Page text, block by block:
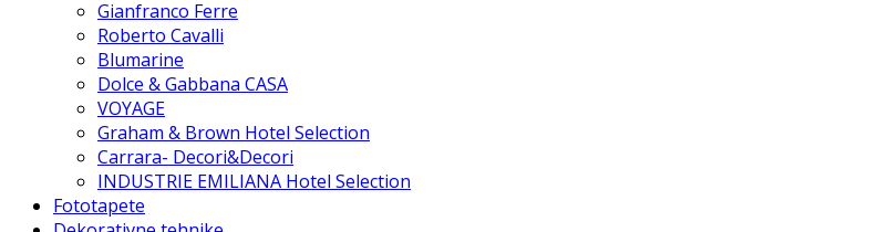
Gianfranco Ferre
Roberto Cavalli
Blumarine
Dolce & Gabbana CASA
VOYAGE
Graham & Brown Hotel Selection
Carrara- Decori&Decori
INDUSTRIE EMILIANA Hotel Selection
Fototapete